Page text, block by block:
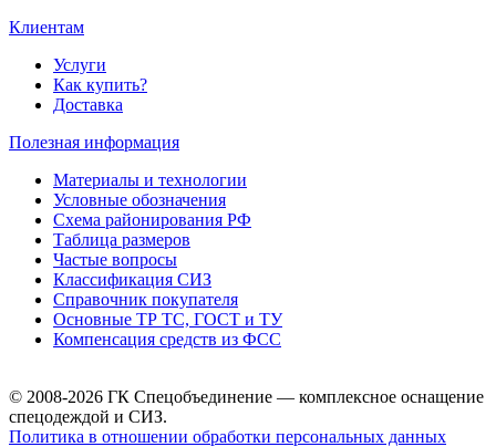
Клиентам
Услуги
Как купить?
Доставка
Полезная информация
Материалы и технологии
Условные обозначения
Схема районирования РФ
Таблица размеров
Частые вопросы
Классификация СИЗ
Справочник покупателя
Основные ТР ТС, ГОСТ и ТУ
Компенсация средств из ФСС
© 2008-2026 ГК Спецобъединение — комплексное оснащение
спецодеждой и СИЗ.
Политика в отношении обработки персональных данных